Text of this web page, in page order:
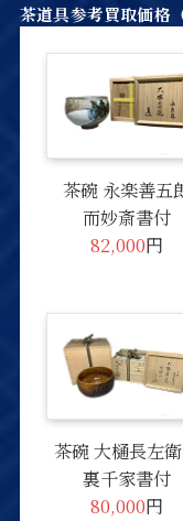
茶道具参考買取価格
茶碗 永楽善五
而妙斎書付
82,000円
茶碗 大樋長左
裏千家書付
80,000円